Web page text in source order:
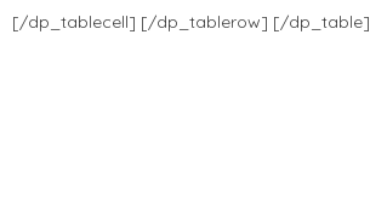
[/dp_tablecell] [/dp_tablerow] [/dp_table]